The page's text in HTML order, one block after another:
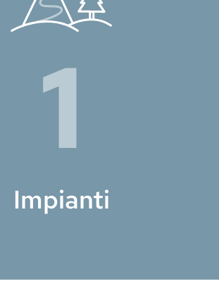
1
Impianti